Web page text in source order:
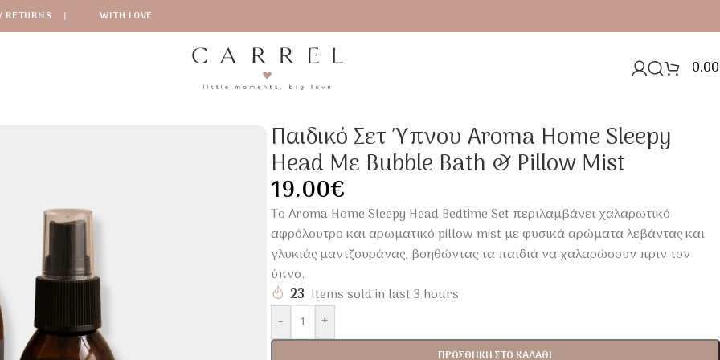
RETURNS | WITH LOVE
0.00
Παιδικό Σετ Ύπνου Aroma Home Sleepy
Head Με Bubble Bath & Pillow Mist
19.00€
Το Aroma Home Sleepy Head Bedtime Set περιλαμβάνει χαλαρωτικό
αφρόλουτρο και αρωματικό pillow mist με φυσικά αρώματα λεβάντας και
γλυκιάς μαντζουράνας, βοηθώντας τα παιδιά να χαλαρώσουν πριν τον
ύπνο.
23 Items sold in last 3 hours
-
+
ΠΡΟΣΘΉΚΗ ΣΤΟ ΚΑΛΆΘΙ